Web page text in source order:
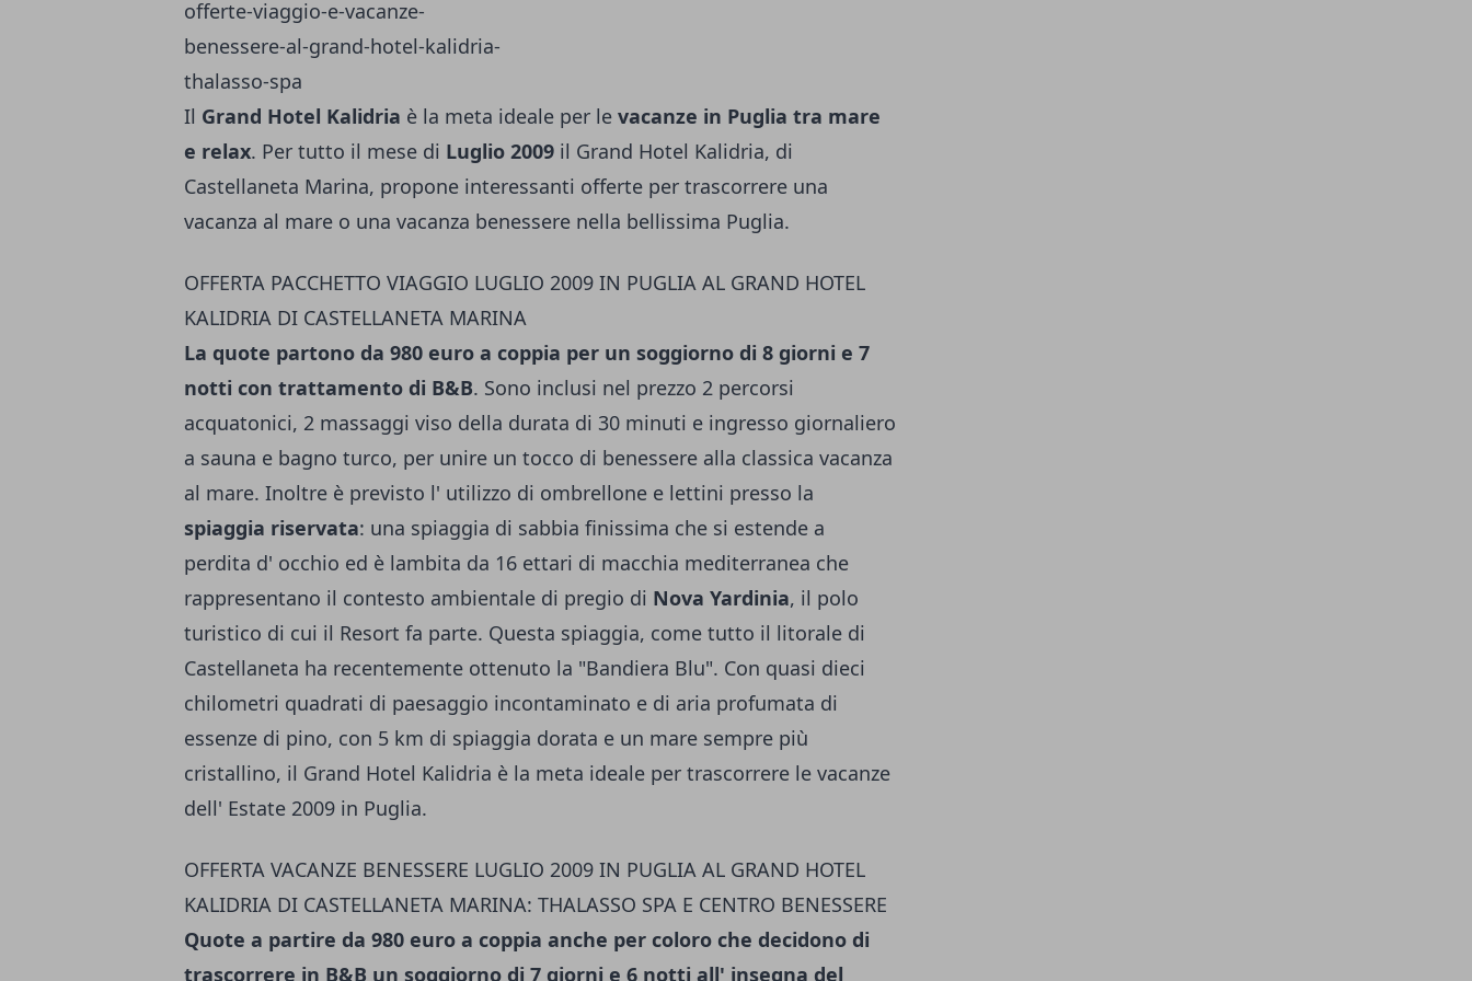
Il Grand Hotel Kalidria è la meta ideale per le vacanze in Puglia tra mare
e relax. Per tutto il mese di Luglio 2009 il Grand Hotel Kalidria, di
Castellaneta Marina, propone interessanti offerte per trascorrere una
vacanza al mare o una vacanza benessere nella bellissima Puglia.
OFFERTA PACCHETTO VIAGGIO LUGLIO 2009 IN PUGLIA AL GRAND HOTEL
KALIDRIA DI CASTELLANETA MARINA
La quote partono da 980 euro a coppia per un soggiorno di 8 giorni e 7
notti con trattamento di B&B. Sono inclusi nel prezzo 2 percorsi
acquatonici, 2 massaggi viso della durata di 30 minuti e ingresso giornaliero
a sauna e bagno turco, per unire un tocco di benessere alla classica vacanza
al mare. Inoltre è previsto l' utilizzo di ombrellone e lettini presso la
spiaggia riservata: una spiaggia di sabbia finissima che si estende a
perdita d' occhio ed è lambita da 16 ettari di macchia mediterranea che
rappresentano il contesto ambientale di pregio di Nova Yardinia, il polo
turistico di cui il Resort fa parte. Questa spiaggia, come tutto il litorale di
Castellaneta ha recentemente ottenuto la "Bandiera Blu". Con quasi dieci
chilometri quadrati di paesaggio incontaminato e di aria profumata di
essenze di pino, con 5 km di spiaggia dorata e un mare sempre più
cristallino, il Grand Hotel Kalidria è la meta ideale per trascorrere le vacanze
dell' Estate 2009 in Puglia.
OFFERTA VACANZE BENESSERE LUGLIO 2009 IN PUGLIA AL GRAND HOTEL
KALIDRIA DI CASTELLANETA MARINA: THALASSO SPA E CENTRO BENESSERE
Quote a partire da 980 euro a coppia anche per coloro che decidono di
trascorrere in B&B un soggiorno di 7 giorni e 6 notti all' insegna del